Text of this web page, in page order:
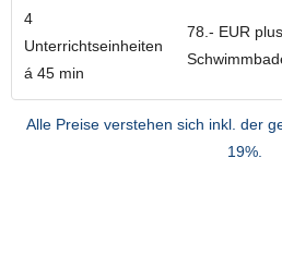
4
Unterrichtseinheiten
á 45 min
78.- EUR plus
Alle Preise verstehen sich inkl. der
19%.